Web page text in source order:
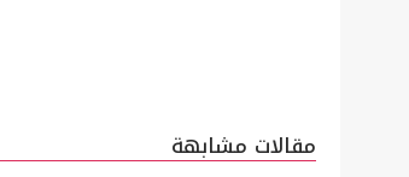
مقالات مشابهة